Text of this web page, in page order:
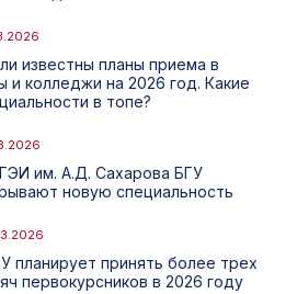
известны планы приема в
и колледжи на 2026 год. Какие
в топе?
им. А.Д. Сахарова БГУ
новую специальность
планирует принять более трех
первокурсников в 2026 году